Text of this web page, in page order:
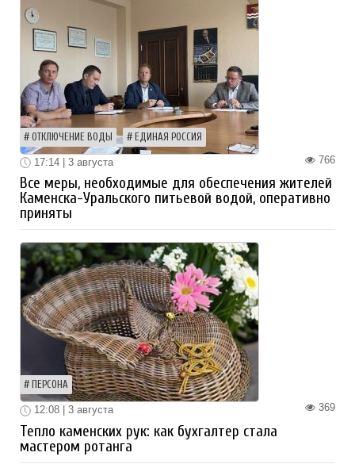
ОТКЛЮЧЕНИЕ ВОДЫ ЕДИНАЯ РОССИЯ
766
17:14 | 3 августа
Все меры, необходимые для обеспечения жителей
Каменска-Уральского питьевой водой, оперативно
приняты
ПЕРСОНА
369
12:08 | 3 августа
Тепло каменских рук: как бухгалтер стала
мастером ротанга